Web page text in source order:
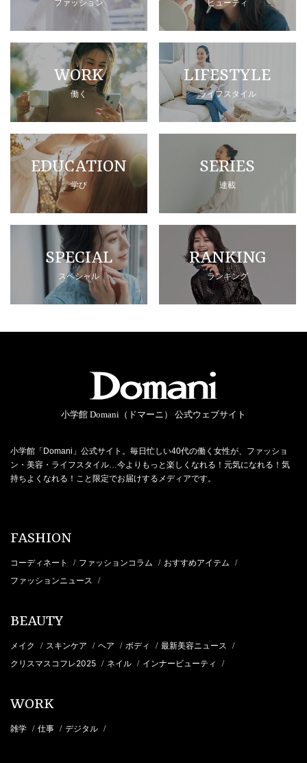
ファッション ビューティ
WORK
働く
LIFESTYLE
ライフスタイル
EDUCATION
学び
SERIES
連載
SPECIAL
スペシャル
RANKING
ランキング
小学館 Domani（ドマーニ） 公式ウェブサイト
小学館「Domani」公式サイト。毎日忙しい40代の働く女性が、ファッショ
ン・美容・ライフスタイル…今よりもっと楽しくなれる！元気になれる！気
持ちよくなれる！こと限定でお届けするメディアです。
FASHION
コーディネート / ファッションコラム / おすすめアイテム /
ファッションニュース /
BEAUTY
メイク / スキンケア / ヘア / ボディ / 最新美容ニュース /
クリスマスコフレ2025 / ネイル / インナービューティ /
WORK
雑学 / 仕事 / デジタル /